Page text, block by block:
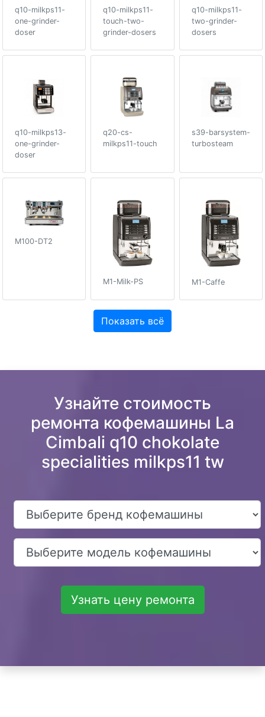
q10-milkps11-
one-grinder-
doser
q10-milkps11-
touch-two-
grinder-dosers
q10-milkps11-
two-grinder-
dosers
q10-milkps13-
one-grinder-
doser
q20-cs-
milkps11-touch
s39-barsystem-
turbosteam
M100-DT2
M1-Milk-PS M1-Caffe
Показать всё
Узнайте стоимость
ремонта кофемашины La
Cimbali q10 chokolate
specialities milkps11 tw
Узнать цену ремонта